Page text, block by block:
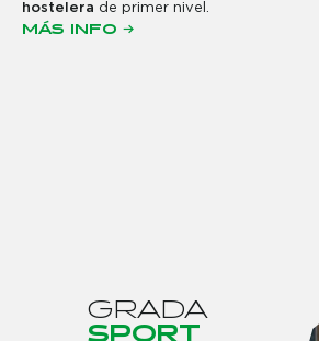
hostelera de primer nivel.
MÁS INFO →
G R A D A
S PORT